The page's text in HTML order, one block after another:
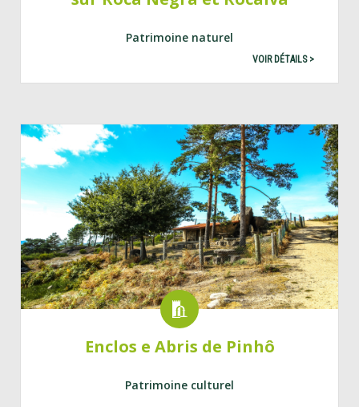
Patrimoine naturel
VOIR DÉTAILS >
Enclos e Abris de Pinhô
Patrimoine culturel